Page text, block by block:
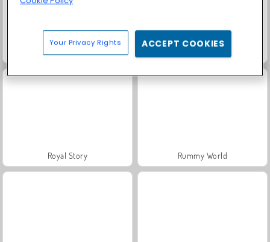
Grand Mahjong Connect
Royal Story Rummy World
Your Privacy Rights ACCEPT COOKIES